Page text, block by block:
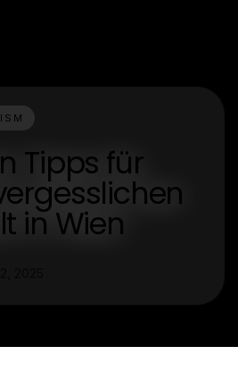
Tipps für
in Wien